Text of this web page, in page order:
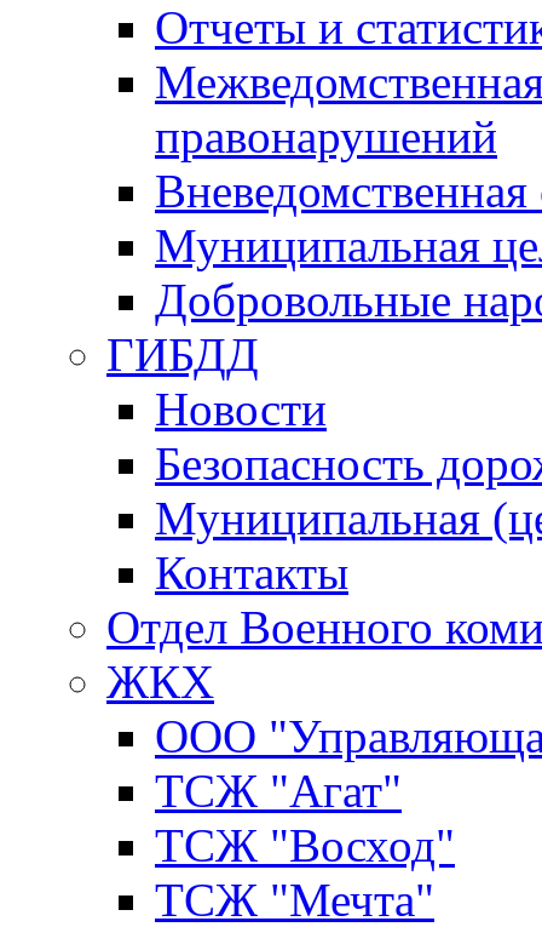
Отчеты и
правонарушений
Вневедомственная
Муниципальная
Добровольные
ГИБДД
Новости
Безопасность
Муниципальная
Контакты
Отдел Военного
ЖКХ
ООО
ТСЖ "Агат"
ТСЖ "Восход"
ТСЖ "Мечта"